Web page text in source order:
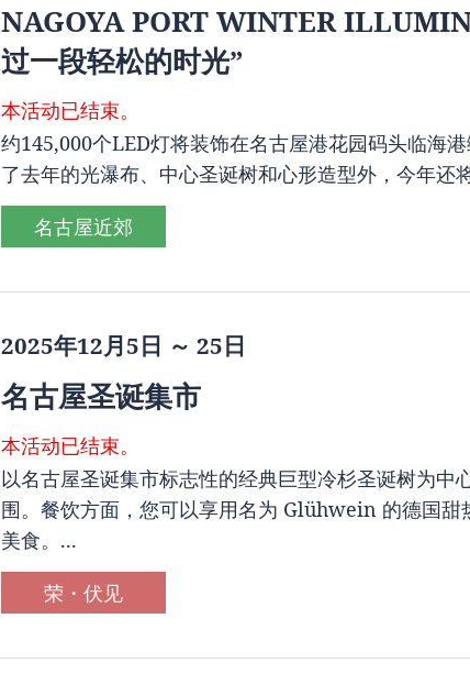
NAGOYA PORT WINTER
过一段轻松的时光”
本活动已结束。
约145,000个LED灯将装饰在名古屋港花园码头临海
了去年的光瀑布、中心圣诞树和心形造型外，今年还
名古屋近郊
2025年12月5日 ～ 25日
名古屋圣诞集市
本活动已结束。
以名古屋圣诞集市标志性的经典巨型冷杉圣诞树为中
围。餐饮方面，您可以享用名为 Glühwein 的德国
美食。...
荣・伏见